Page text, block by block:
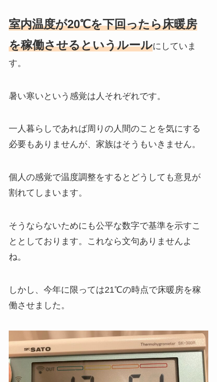
室内温度が20℃を下回ったら床暖房
を稼働させるというルールにしていま
す。
暑い寒いという感覚は人それぞれです。
一人暮らしであれば周りの人間のことを気にする
必要もありませんが、家族はそうもいきません。
個人の感覚で温度調整をするとどうしても意見が
割れてしまいます。
そうならないためにも公平な数字で基準を示すこ
ととしております。これなら文句ありませんよ
ね。
しかし、今年に限っては21℃の時点で床暖房を稼
働させました。